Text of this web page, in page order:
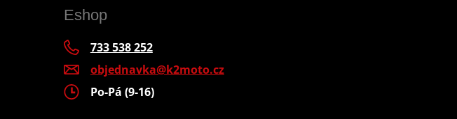
Eshop
733 538 252
objednavka@k2moto.cz
Po-Pá (9-16)